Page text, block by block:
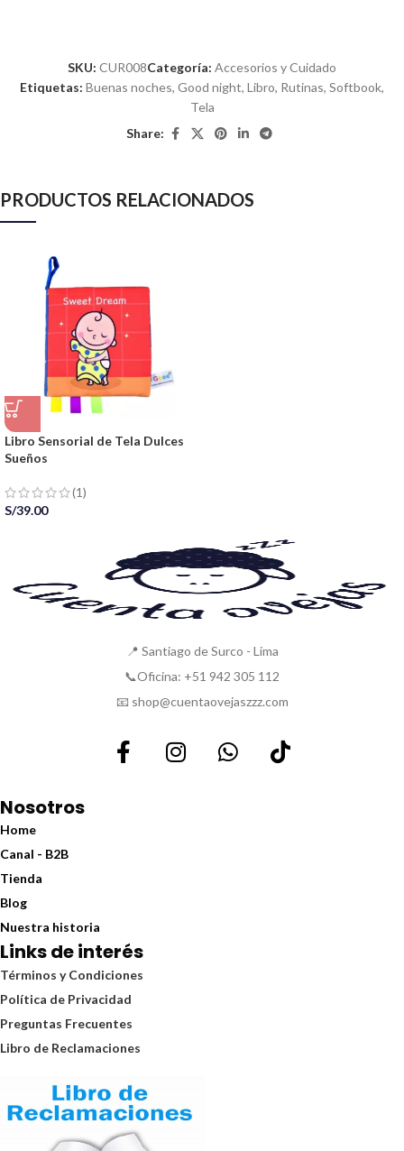
SKU: CUR008Categoría: Accesorios y Cuidado
Etiquetas: Buenas noches, Good night, Libro, Rutinas, Softbook,
Tela
Share:
PRODUCTOS RELACIONADOS
Libro Sensorial de Tela Dulces
Sueños
(1)
S/39.00
📍 Santiago de Surco - Lima
📞Oficina: +51 942 305 112
📧 shop@cuentaovejaszzz.com
Nosotros
Home
Canal - B2B
Tienda
Blog
Nuestra historia
Links de interés
Términos y Condiciones
Política de Privacidad
Preguntas Frecuentes
Libro de Reclamaciones